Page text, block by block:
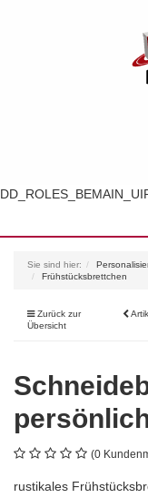
Sie sind hier:
Frühstücksbrettchen
Zurück zur
Übersicht
(0
rustikales